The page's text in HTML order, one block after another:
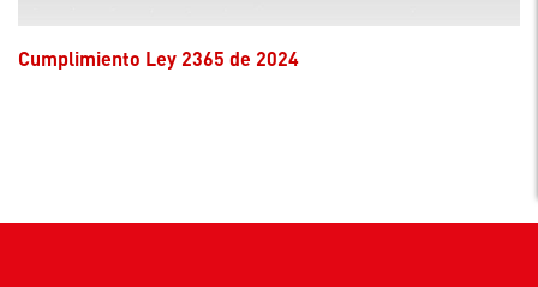
Cumplimiento Ley 2365 de 2024